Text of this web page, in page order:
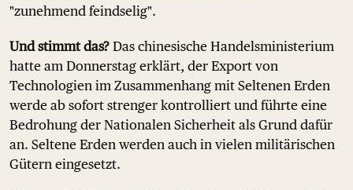
"zunehmend feindselig".
Und stimmt das? Das chinesische Handelsministerium
hatte am Donnerstag erklärt, der Export von
Technologien im Zusammenhang mit Seltenen Erden
werde ab sofort strenger kontrolliert und führte eine
Bedrohung der Nationalen Sicherheit als Grund dafür
an. Seltene Erden werden auch in vielen militärischen
Gütern eingesetzt.